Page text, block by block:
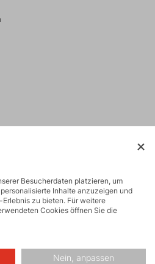
Besucherdaten platzieren, um
Inhalte anzuzeigen und
zu bieten. Für weitere
Cookies öffnen Sie die
Nein, anpassen